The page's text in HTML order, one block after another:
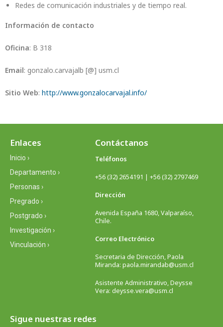
Redes de comunicación industriales y de tiempo real.
Información de contacto
Oficina: B 318
Email: gonzalo.carvajalb [@] usm.cl
Sitio Web: http://www.gonzalocarvajal.info/
Enlaces
Inicio ›
Departamento ›
Personas ›
Pregrado ›
Postgrado ›
Investigación ›
Vinculación ›
Contáctanos
Teléfonos
+56 (32) 2654191 | +56 (32) 2797469
Dirección
Avenida España 1680, Valparaíso,
Chile.
Correo Electrónico
Secretaria de Dirección, Paola
Miranda: paola.mirandab@usm.cl
Asistente Administrativo, Deysse
Vera: deysse.vera@usm.cl
Sigue nuestras redes